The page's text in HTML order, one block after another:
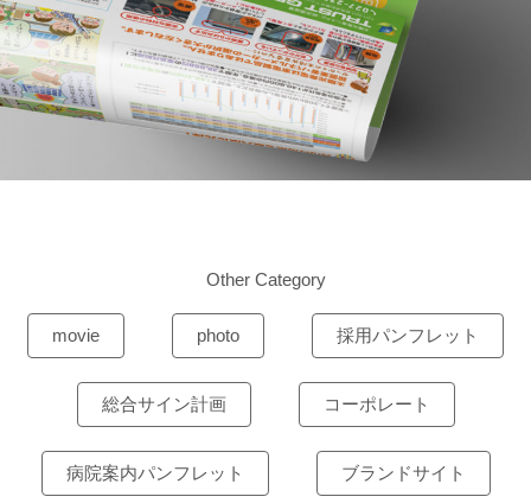
Other Category
movie photo 採用パンフレット
総合サイン計画 コーポレート
病院案内パンフレット ブランドサイト